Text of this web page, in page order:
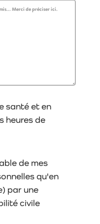
santé et en
heures de
de mes
qu'en
par une
civile